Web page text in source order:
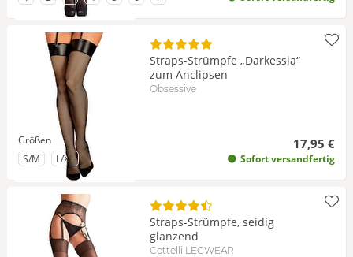
Straps-Strümpfe „Darkessia“
zum Anclipsen
Obsessive
17,95 €
Sofort versandfertig
Größen
zu Größe
S/M zu Größe
L/XL
Straps-Strümpfe, seidig
glänzend
Cottelli LEGWEAR